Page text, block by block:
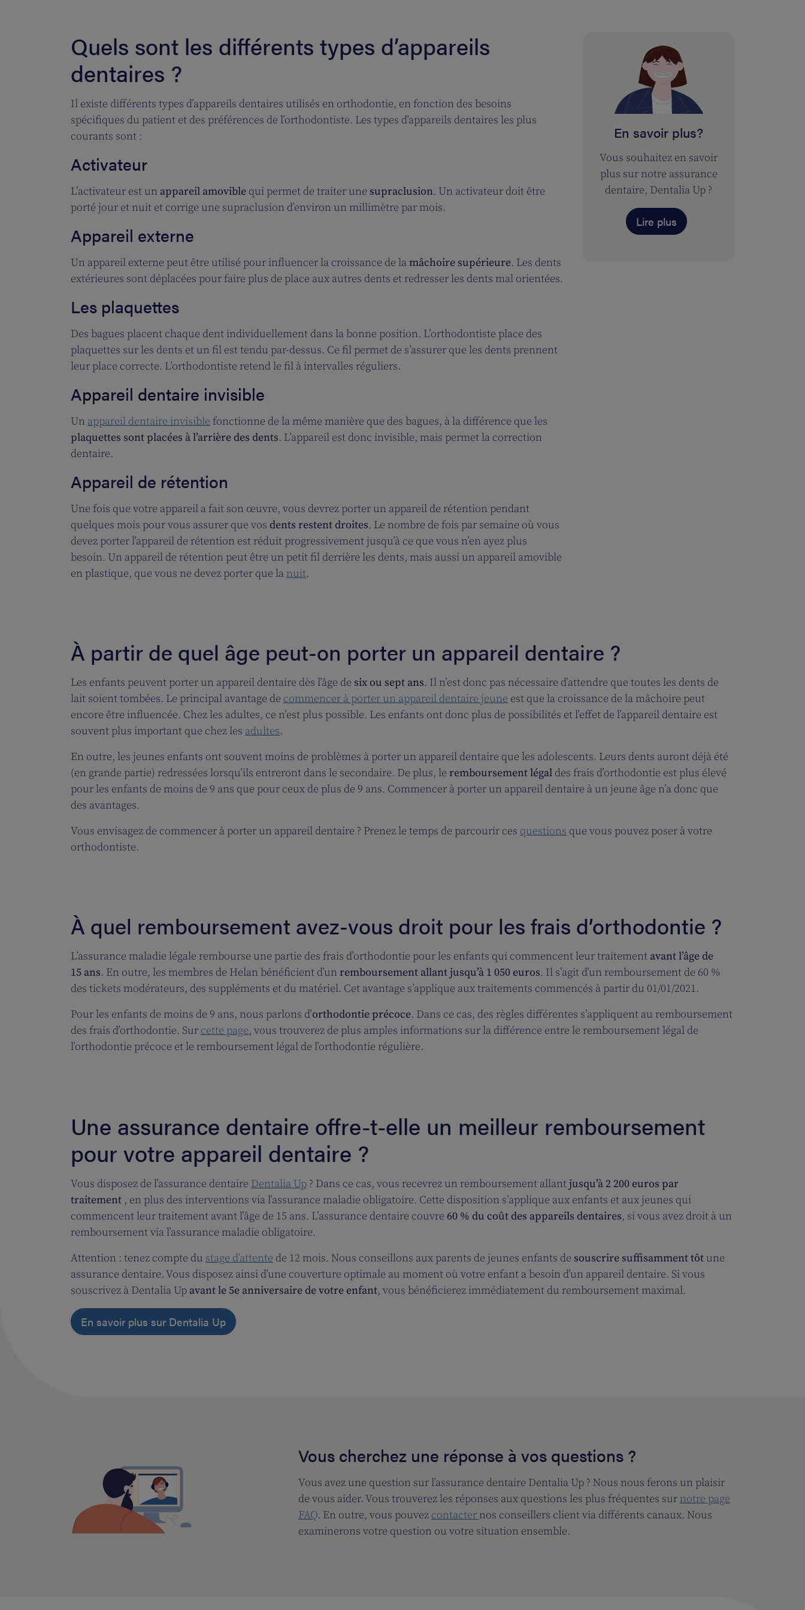
Quels sont les différents types d’appareils
dentaires ?
Il existe différents types d’appareils dentaires utilisés en orthodontie, en fonction des besoins
spécifiques du patient et des préférences de l’orthodontiste. Les types d’appareils dentaires les plus
courants sont :
Activateur
L’activateur est un appareil amovible qui permet de traiter une supraclusion. Un activateur doit être
porté jour et nuit et corrige une supraclusion d’environ un millimètre par mois.
Appareil externe
Un appareil externe peut être utilisé pour influencer la croissance de lamâchoire supérieure. Les dents
extérieures sont déplacées pour faire plus de place aux autres dents et redresser les dents mal orientées.
Les plaquettes
Des bagues placent chaque dent individuellement dans la bonne position. L’orthodontiste place des
plaquettes sur les dents et un fil est tendu par-dessus. Ce fil permet de s’assurer que les dents prennent
leur place correcte. L’orthodontiste retend le fil à intervalles réguliers.
Appareil dentaire invisible
Un appareil dentaire invisible fonctionne de la même manière que des bagues, à la différence que les
plaquettes sont placées à l’arrière des dents. L’appareil est donc invisible, mais permet la correction
dentaire.
Appareil de rétention
Une fois que votre appareil a fait son œuvre, vous devrez porter un appareil de rétention pendant
quelques mois pour vous assurer que vos dents restent droites. Le nombre de fois par semaine où vous
devez porter l’appareil de rétention est réduit progressivement jusqu’à ce que vous n’en ayez plus
besoin. Un appareil de rétention peut être un petit fil derrière les dents, mais aussi un appareil amovible
en plastique, que vous ne devez porter que la nuit.
En savoir plus?
Vous souhaitez en savoir
plus sur notre assurance
dentaire, Dentalia Up ?
Lire plus
À partir de quel âge peut-on porter un appareil dentaire ?
Les enfants peuvent porter un appareil dentaire dès l’âge de six ou sept ans. Il n’est donc pas nécessaire d’attendre que toutes les dents de
lait soient tombées. Le principal avantage de commencer à porter un appareil dentaire jeune est que la croissance de la mâchoire peut
encore être influencée. Chez les adultes, ce n’est plus possible. Les enfants ont donc plus de possibilités et l’effet de l’appareil dentaire est
souvent plus important que chez les adultes.
En outre, les jeunes enfants ont souvent moins de problèmes à porter un appareil dentaire que les adolescents. Leurs dents auront déjà été
(en grande partie) redressées lorsqu’ils entreront dans le secondaire. De plus, le remboursement légal des frais d’orthodontie est plus élevé
pour les enfants de moins de 9 ans que pour ceux de plus de 9 ans. Commencer à porter un appareil dentaire à un jeune âge n’a donc que
des avantages.
Vous envisagez de commencer à porter un appareil dentaire ? Prenez le temps de parcourir ces questions que vous pouvez poser à votre
orthodontiste.
À quel remboursement avez-vous droit pour les frais d’orthodontie ?
L’assurance maladie légale rembourse une partie des frais d’orthodontie pour les enfants qui commencent leur traitement avant l’âge de
15 ans. En outre, les membres de Helan bénéficient d’un remboursement allant jusqu’à 1 050 euros. Il s’agit d’un remboursement de 60 %
des tickets modérateurs, des suppléments et du matériel. Cet avantage s’applique aux traitements commencés à partir du 01/01/2021.
Pour les enfants de moins de 9 ans, nous parlons d’orthodontie précoce. Dans ce cas, des règles différentes s’appliquent au remboursement
des frais d’orthodontie. Sur cette page, vous trouverez de plus amples informations sur la différence entre le remboursement légal de
l’orthodontie précoce et le remboursement légal de l’orthodontie régulière.
Une assurance dentaire offre-t-elle un meilleur remboursement
pour votre appareil dentaire ?
Vous disposez de l’assurance dentaire Dentalia Up ? Dans ce cas, vous recevrez un remboursement allantjusqu’à 2 200 euros par
traitement , en plus des interventions via l’assurance maladie obligatoire. Cette disposition s’applique aux enfants et aux jeunes qui
commencent leur traitement avant l’âge de 15 ans. L’assurance dentaire couvre 60 % du coût des appareils dentaires, si vous avez droit à un
remboursement via l’assurance maladie obligatoire.
Attention : tenez compte du stage d’attente de 12 mois. Nous conseillons aux parents de jeunes enfants de souscrire suffisamment tôt une
assurance dentaire. Vous disposez ainsi d’une couverture optimale au moment où votre enfant a besoin d’un appareil dentaire. Si vous
souscrivez à Dentalia Up avant le 5e anniversaire de votre enfant, vous bénéficierez immédiatement du remboursement maximal.
En savoir plus sur Dentalia Up
Vous cherchez une réponse à vos questions ?
Vous avez une question sur l’assurance dentaire Dentalia Up ? Nous nous ferons un plaisir
de vous aider. Vous trouverez les réponses aux questions les plus fréquentes sur notre page
FAQ. En outre, vous pouvez contacter nos conseillers client via différents canaux. Nous
examinerons votre question ou votre situation ensemble.